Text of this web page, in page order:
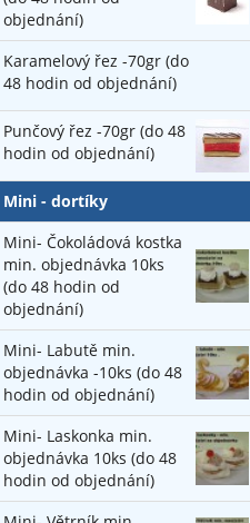
objednání)
Karamelový řez -70gr (do
48 hodin od objednání)
Punčový řez -70gr (do 48
hodin od objednání)
Mini - dortíky
Mini- Čokoládová kostka
min. objednávka 10ks
(do 48 hodin od
objednání)
Mini- Labutě min.
objednávka -10ks (do 48
hodin od objednání)
Mini- Laskonka min.
objednávka 10ks (do 48
hodin od objednání)